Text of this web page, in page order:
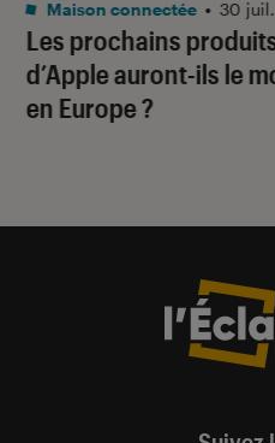
Les prochains
d’Apple auront-ils le
en Europe ?
Maison connectée • 30